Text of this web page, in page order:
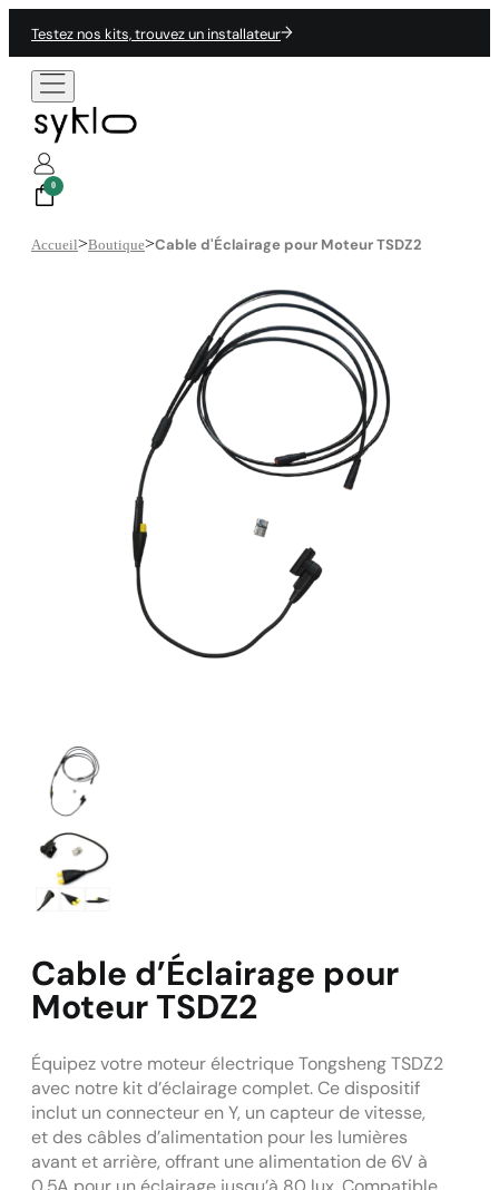
Testez nos kits, trouvez un installateur
0
Accueil>Boutique>Cable d'Éclairage pour Moteur TSDZ2
Cable d’Éclairage pour
Moteur TSDZ2
Équipez votre moteur électrique Tongsheng TSDZ2
avec notre kit d’éclairage complet. Ce dispositif
inclut un connecteur en Y, un capteur de vitesse,
et des câbles d’alimentation pour les lumières
avant et arrière, offrant une alimentation de 6V à